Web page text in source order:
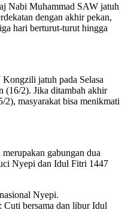
Nabi Muhammad SAW jatuh
dengan akhir pekan,
hari berturut-turut hingga
jatuh pada Selasa
(16/2). Jika ditambah akhir
masyarakat bisa menikmati
gabungan dua
Nyepi dan Idul Fitri 1447
Nyepi.
Cuti bersama dan libur Idul